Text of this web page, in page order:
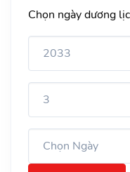
Chọn ngày dương